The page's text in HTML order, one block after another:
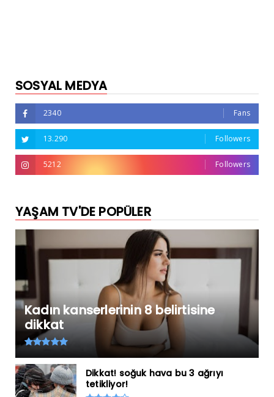
SOSYAL MEDYA
2340 Fans
13.290 Followers
5212 Followers
YAŞAM TV'DE POPÜLER
Kadın kanserlerinin 8 belirtisine
dikkat
Dikkat! soğuk hava bu 3 ağrıyı
tetikliyor!